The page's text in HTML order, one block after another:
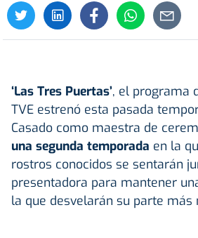
‘Las Tres Puertas’, el programa
TVE estrenó esta pasada
Casado como maestra de
una segunda temporada en la
rostros conocidos se sentarán
presentadora para mantener
la que desvelarán su parte